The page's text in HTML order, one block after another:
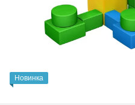
Новинка